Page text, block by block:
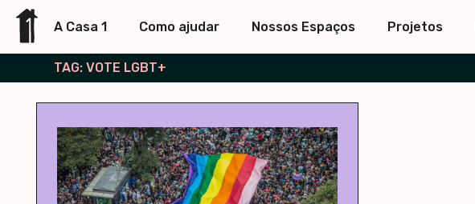
A Casa 1 Como ajudar Nossos Espaços Projetos
TAG: VOTE LGBT+